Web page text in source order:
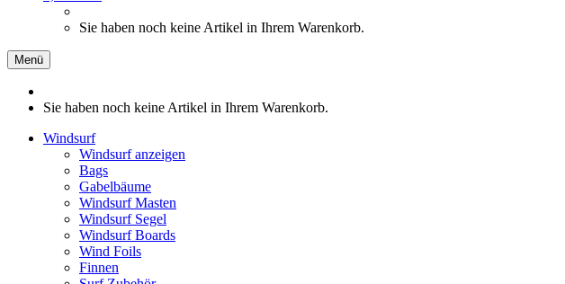
Sie haben noch keine Artikel in Ihrem Warenkorb.
Menü
Sie haben noch keine Artikel in Ihrem Warenkorb.
Windsurf
Windsurf anzeigen
Bags
Gabelbäume
Windsurf Masten
Windsurf Segel
Windsurf Boards
Wind Foils
Finnen